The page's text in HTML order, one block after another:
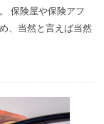
保険屋や保険アフ
、当然と言えば当然